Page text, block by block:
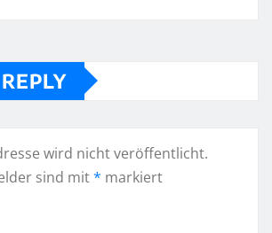
wird nicht veröffentlicht.
sind mit* markiert